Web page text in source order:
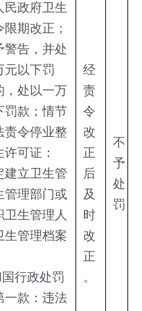
民政府卫生
期改正；
警告，并处
元以下罚
，处以一万
罚款；情节
责令停业整
可证：
建立卫生管
管理部门或
生管理人
生管理档案
行政处罚
一款：违法
经
责
令
改
正
后
及
时
改
正
。
不
予
处
罚